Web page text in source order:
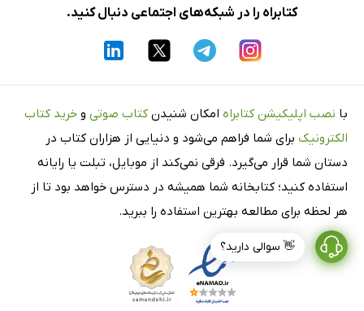
👋 سوالی دارید؟
کتابراه را در شبکه‌های اجتماعی دنبال کنید.
با نصب اپلیکیشن کتابراه امکان شنیدن کتاب صوتی و خرید کتاب
الکترونیک برای شما فراهم می‌شود و دنیایی از هزاران کتاب در
دستان شما قرار می‌گیرد. فرقی نمی‌کند از موبایل، تبلت یا رایانه
استفاده کنید؛ کتابخانه شما همیشه در دسترس خواهد بود تا از
هر لحظه برای مطالعه بهترین استفاده را ببرید.